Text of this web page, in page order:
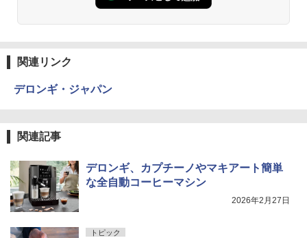
関連リンク
デロンギ・ジャパン
関連記事
デロンギ、カプチーノやマキアート簡単
な全自動コーヒーマシン
2026年2月27日
トピック